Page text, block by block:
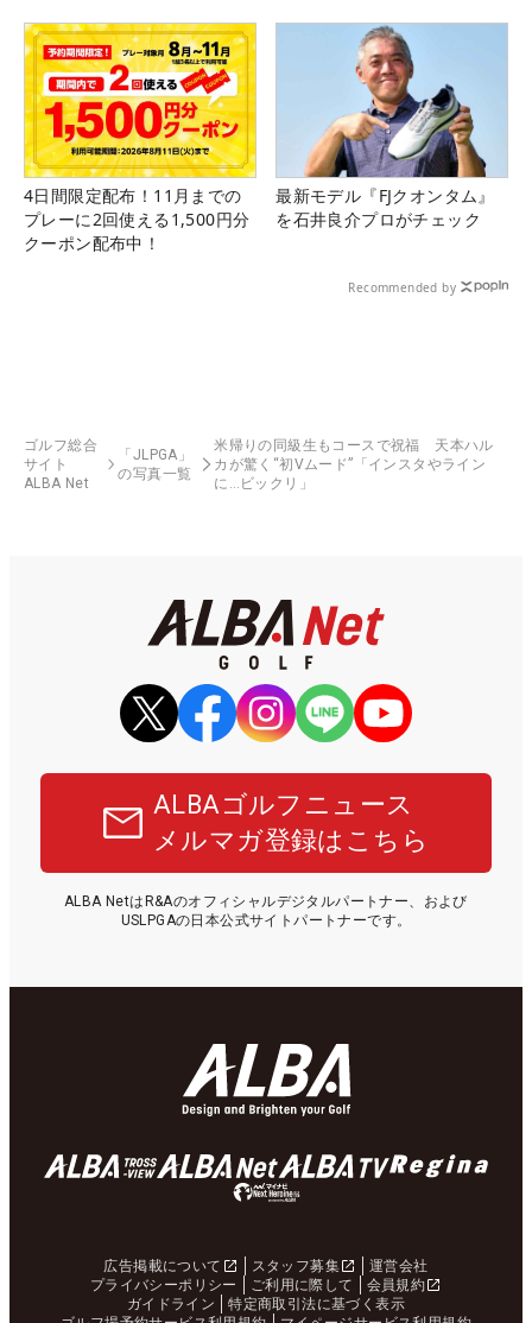
4日間限定配布！11月までの
プレーに2回使える1,500円分
クーポン配布中！
最新モデル『FJクオンタム』
を石井良介プロがチェック
Recommended by
ゴルフ総合
サイト
ALBA Net
「JLPGA」
の写真一覧
米帰りの同級生もコースで祝福 天本ハル
カが驚く“初Vムード”「インスタやライン
に…ビックリ」
ALBAゴルフニュース
メルマガ登録はこちら
ALBA NetはR&Aのオフィシャルデジタルパートナー、および
USLPGAの日本公式サイトパートナーです。
広告掲載について スタッフ募集
運営会社
プライバシーポリシー
ご利用に際して
会員規約
ガイドライン
特定商取引法に基づく表示